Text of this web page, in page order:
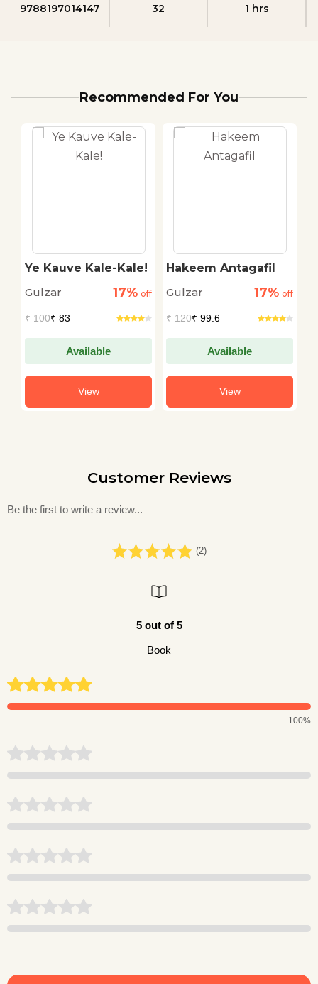
9788197014147 32 1 hrs
Recommended For You
Ye Kauve Kale-Kale!
Gulzar
17% off
₹100₹ 83
Available
View
Hakeem Antagafil
Gulzar
17% off
₹120₹ 99.6
Available
View
Customer Reviews
Be the first to write a review...
(2)
5 out of 5
Book
100%